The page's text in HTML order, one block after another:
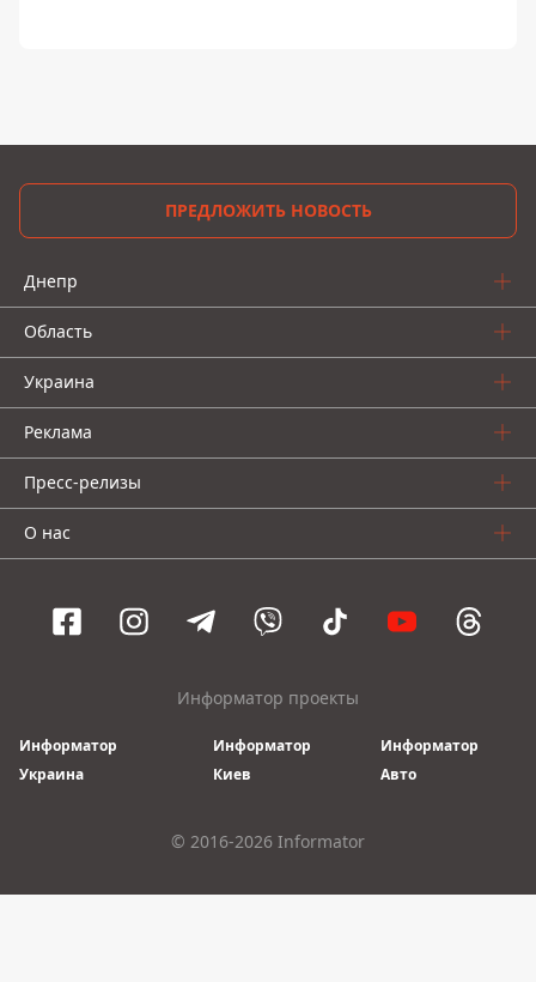
ПРЕДЛОЖИТЬ НОВОСТЬ
Днепр
Область
Украина
Реклама
Пресс-релизы
О нас
Информатор проекты
Информатор
Украина
Информатор
Киев
Информатор
Авто
© 2016-2026 Informator